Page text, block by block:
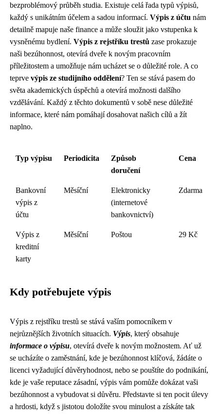
bezproblémový průběh studia. Existuje celá řada typů výpisů,
každý s unikátním účelem a sadou informací. Výpis z účtu nám
detailně mapuje naše finance a může sloužit jako vstupenka k
vysněnému bydlení. Výpis z rejstříku trestů zase prokazuje
naši bezúhonnost, otevírá dveře k novým pracovním
příležitostem a umožňuje nám ucházet se o důležité role. A co
teprve výpis ze studijního oddělení? Ten se stává pasem do
světa akademických úspěchů a otevírá možnosti dalšího
vzdělávání. Každý z těchto dokumentů v sobě nese důležité
informace, které nám pomáhají dosahovat našich cílů a žít
naplno.
Typ výpisu Periodicita
Způsob
doručení
Cena
Bankovní
výpis z
účtu
Měsíční
Elektronicky
(internetové
bankovnictví)
Zdarma
Výpis z
kreditní
karty
Měsíční Poštou 29 Kč
Kdy potřebujete výpis
Výpis z rejstříku trestů se stává vaším pomocníkem v
nejrůznějších životních situacích. Výpis, který obsahuje
informace o výpisu, otevírá dveře k novým možnostem. Ať už
se ucházíte o zaměstnání, kde je bezúhonnost klíčová, žádáte o
licenci vyžadující důvěryhodnost, nebo se pouštíte do podnikání,
kde je vaše reputace zásadní, výpis vám pomůže dokázat vaši
bezúhonnost a vybudovat si důvěru. Představte si ten pocit úlevy
a hrdosti, když s jistotou doložíte svou minulost a získáte tak